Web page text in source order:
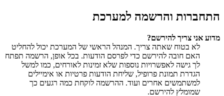
התחברות והרשמה למערכת
מדוע אני צריך להירשם?
לא בטוח שאתה צריך. המנהל הראשי של המערכת יכול להחליט
האם חובה להירשם כדי לפרסם הודעות. בכל אופן, הרשמה תפתח
לך גישה לאפשרויות נוספות שלא זמינות לאורחים, כמו למשל
הגדרת תמונת פרופיל, שליחת הודעות פרטיות או אימיילים
למשתמשים אחרים ועוד. ההרשמה לוקחת כמה רגעים כך
שמומלץ להירשם.